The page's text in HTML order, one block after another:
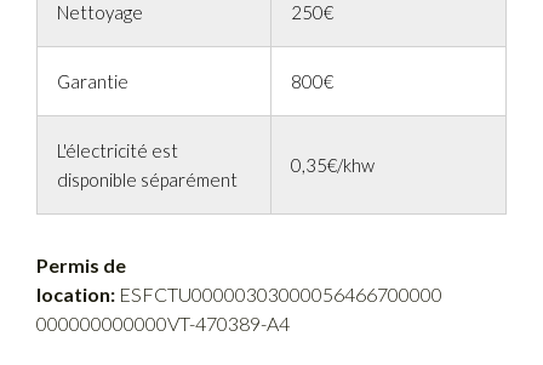
Nettoyage 250€
Garantie 800€
L'électricité est
disponible séparément
0,35€/khw
Permis de
location: ESFCTU00000303000056466700000
000000000000VT-470389-A4